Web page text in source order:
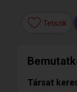
Tetszik
Társat